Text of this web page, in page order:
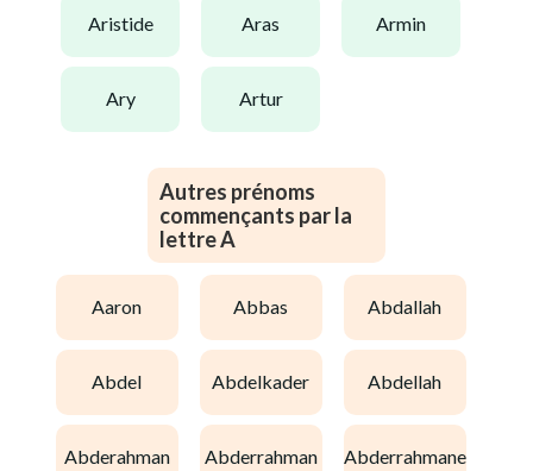
aristide aras armin
ary artur
Autres prénoms
commençants par la
lettre A
aaron abbas abdallah
abdel abdelkader abdellah
abderahman abderrahman abderrahmane